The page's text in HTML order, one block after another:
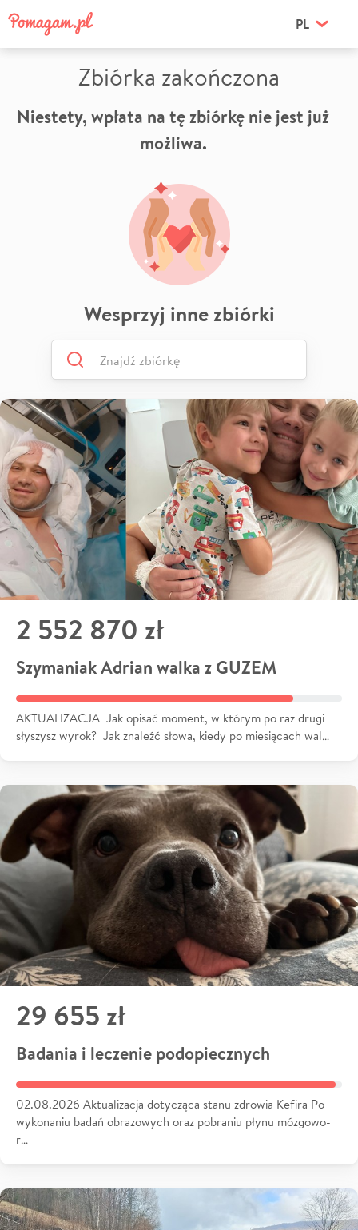
PL
Zbiórka zakończona
Niestety, wpłata na tę zbiórkę nie jest już
możliwa.
Wesprzyj inne zbiórki
2 552 870 zł
Szymaniak Adrian walka z GUZEM
AKTUALIZACJA Jak opisać moment, w którym po raz drugi
słyszysz wyrok? Jak znaleźć słowa, kiedy po miesiącach wal…
29 655 zł
Badania i leczenie podopiecznych
02.08.2026 Aktualizacja dotycząca stanu zdrowia Kefira Po
wykonaniu badań obrazowych oraz pobraniu płynu mózgowo-
r…